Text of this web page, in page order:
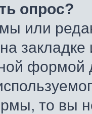
опрос?
или
формой
то вы